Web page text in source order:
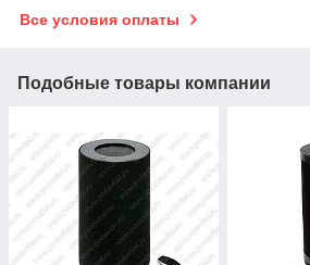
Все условия оплаты
Подобные товары компании